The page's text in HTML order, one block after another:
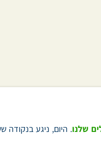
שלנו. היום, ניגע בנקודה